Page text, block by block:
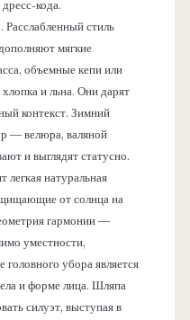
дресс-кода.
стиль
мягкие
объемные кепи или
и льна. Они дарят
контекст. Зимний
— велюра, валяной
и выглядят статусно.
натуральная
от солнца на
гармонии —
уместности,
убора является
и форме лица. Шляпа
силуэт, выступая в